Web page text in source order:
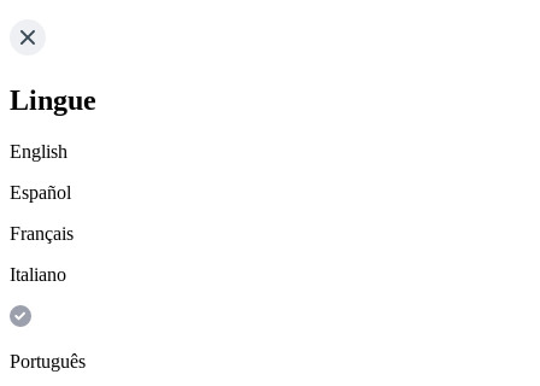
Lingue
English
Español
Français
Italiano
Português